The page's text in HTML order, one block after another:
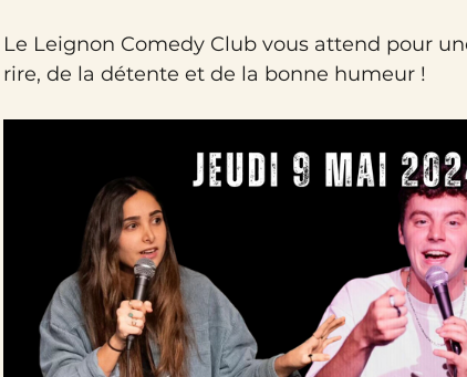
Le Leignon Comedy Club vous attend pour
rire, de la détente et de la bonne humeur !